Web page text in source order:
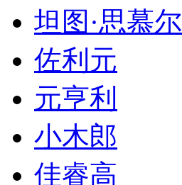
坦图·思慕尔
佐利元
元亨利
小木郎
佳睿高